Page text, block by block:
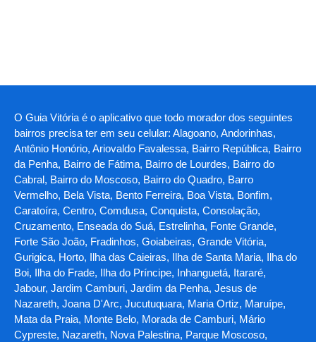
O Guia Vitória é o aplicativo que todo morador dos seguintes
bairros precisa ter em seu celular: Alagoano, Andorinhas,
Antônio Honório, Ariovaldo Favalessa, Bairro República, Bairro
da Penha, Bairro de Fátima, Bairro de Lourdes, Bairro do
Cabral, Bairro do Moscoso, Bairro do Quadro, Barro
Vermelho, Bela Vista, Bento Ferreira, Boa Vista, Bonfim,
Caratoíra, Centro, Comdusa, Conquista, Consolação,
Cruzamento, Enseada do Suá, Estrelinha, Fonte Grande,
Forte São João, Fradinhos, Goiabeiras, Grande Vitória,
Gurigica, Horto, Ilha das Caieiras, Ilha de Santa Maria, Ilha do
Boi, Ilha do Frade, Ilha do Príncipe, Inhanguetá, Itararé,
Jabour, Jardim Camburi, Jardim da Penha, Jesus de
Nazareth, Joana D'Arc, Jucutuquara, Maria Ortiz, Maruípe,
Mata da Praia, Monte Belo, Morada de Camburi, Mário
Cypreste, Nazareth, Nova Palestina, Parque Moscoso,